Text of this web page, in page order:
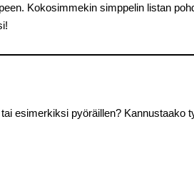
Kokosimmekin simppelin listan
esimerkiksi pyöräillen? Kannustaako